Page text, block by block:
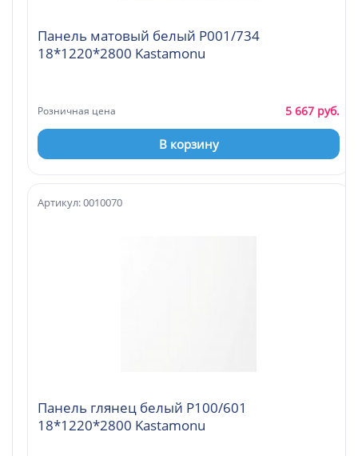
Панель матовый белый Р001/734
18*1220*2800 Kastamonu
Розничная цена 5 667 руб.
В корзину
Панель глянец белый Р100/601
18*1220*2800 Kastamonu
Артикул: 0010070